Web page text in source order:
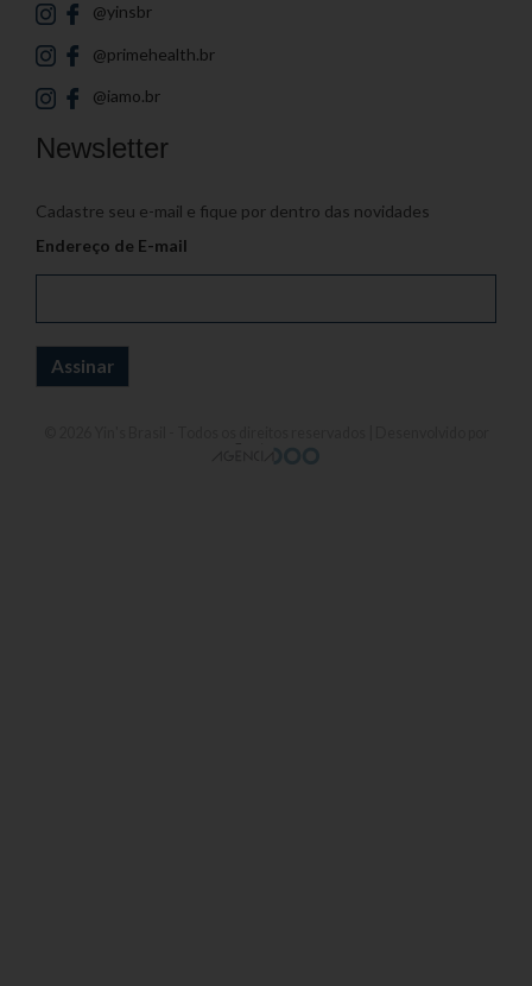
@yinsbr
@primehealth.br
@iamo.br
Newsletter
Cadastre seu e-mail e fique por dentro das novidades
Endereço de E-mail